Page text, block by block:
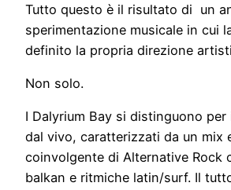
Tutto questo è il risultato di un
sperimentazione musicale in cui
definito la propria direzione
Non solo.
I Dalyrium Bay si distinguono
dal vivo, caratterizzati da un mix
coinvolgente di Alternative Rock
balkan e ritmiche latin/surf. Il